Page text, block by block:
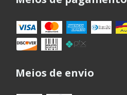
Meios de envio